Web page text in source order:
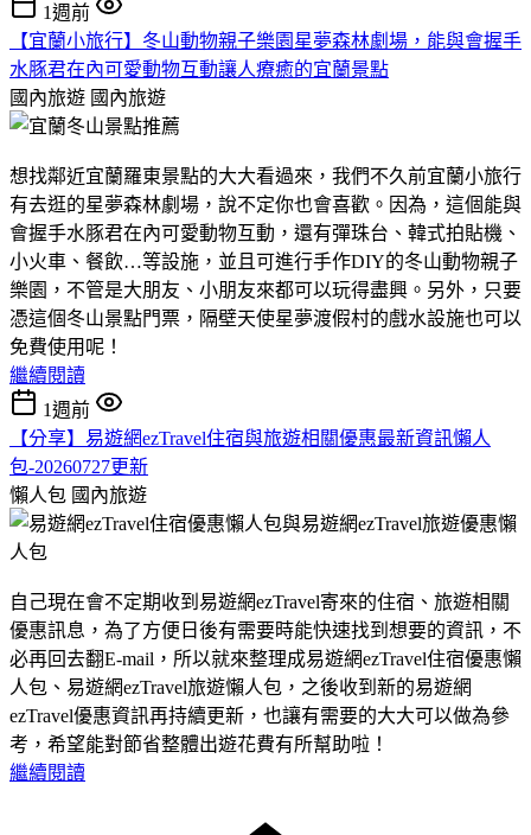
1週前
【宜蘭小旅行】冬山動物親子樂園星夢森林劇場，能與會握手
水豚君在內可愛動物互動讓人療癒的宜蘭景點
國內旅遊 國內旅遊
想找鄰近宜蘭羅東景點的大大看過來，我們不久前宜蘭小旅行
有去逛的星夢森林劇場，說不定你也會喜歡。因為，這個能與
會握手水豚君在內可愛動物互動，還有彈珠台、韓式拍貼機、
小火車、餐飲…等設施，並且可進行手作DIY的冬山動物親子
樂園，不管是大朋友、小朋友來都可以玩得盡興。另外，只要
憑這個冬山景點門票，隔壁天使星夢渡假村的戲水設施也可以
免費使用呢！
繼續閱讀
1週前
【分享】易遊網ezTravel住宿與旅遊相關優惠最新資訊懶人
包-20260727更新
懶人包 國內旅遊
自己現在會不定期收到易遊網ezTravel寄來的住宿、旅遊相關
優惠訊息，為了方便日後有需要時能快速找到想要的資訊，不
必再回去翻E-mail，所以就來整理成易遊網ezTravel住宿優惠懶
人包、易遊網ezTravel旅遊懶人包，之後收到新的易遊網
ezTravel優惠資訊再持續更新，也讓有需要的大大可以做為參
考，希望能對節省整體出遊花費有所幫助啦！
繼續閱讀